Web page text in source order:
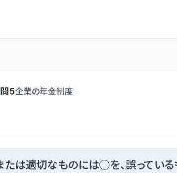
問5企業の年金制度
たは適切なものには◯を、誤ってい